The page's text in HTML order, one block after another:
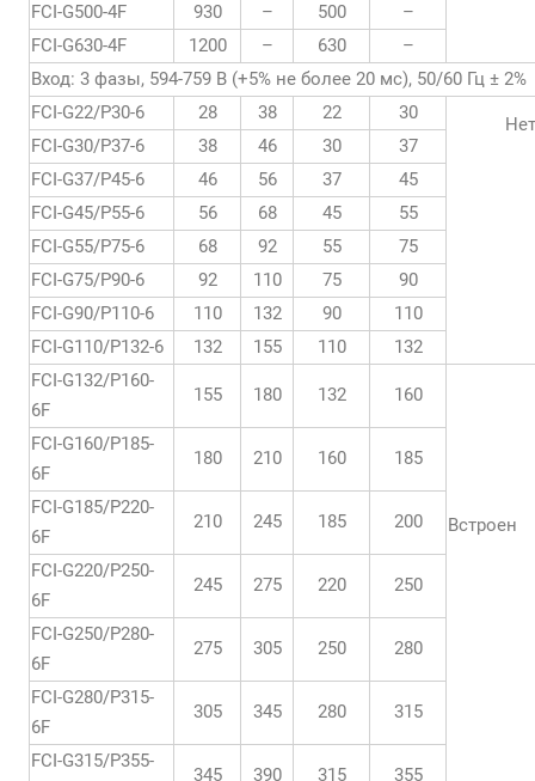
FCI-G500-4F
930 – 500
–
FCI-G630-4F
1200 – 630
–
Вход: 3 фазы, 594-759 В (+5% не более 20 мс), 50/60 Гц ± 2%
FCI-G22/P30-6
28 38 22 30
Нет
FCI-G30/P37-6
38 46 30
37
FCI-G37/P45-6
46 56 37
45
FCI-G45/P55-6
56 68 45
55
FCI-G55/P75-6
68 92 55
75
FCI-G75/P90-6
92 110 75
90
FCI-G90/P110-6
110 132 90
110
FCI-G110/P132-6
132 155 110
132
FCI-G132/P160-
6F
155 180 132 160
Встроен
FCI-G160/P185-
6F
180 210 160 185
FCI-G185/P220-
6F
210 245 185 200
FCI-G220/P250-
6F
245 275 220 250
FCI-G250/P280-
6F
275 305 250 280
FCI-G280/P315-
6F
305 345 280 315
FCI-G315/P355-
345 390 315 355